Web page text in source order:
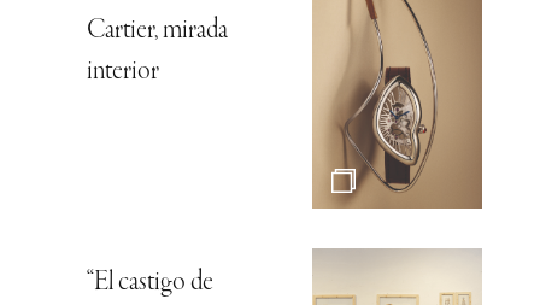
Cartier, mirada
interior
“El castigo de